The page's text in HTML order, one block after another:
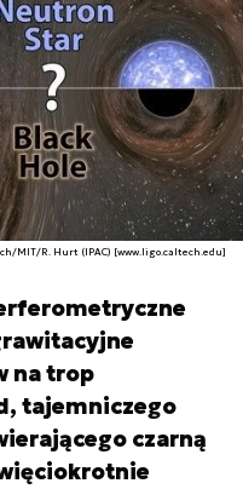
MIT/R. Hurt (IPAC) [www.ligo.caltech.edu]
na trop
tajemniczego
czarną